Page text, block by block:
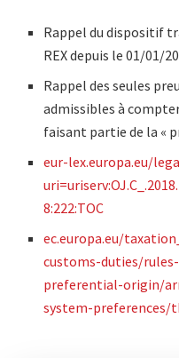
Rappel du dispositif
REX depuis le 01/01/
Rappel des seules
admissibles à
faisant partie de la «
eur-lex.europa.eu/
8:222:TOC
ec.europa.eu/
customs-duties/
preferential-origin/
system-preferences/